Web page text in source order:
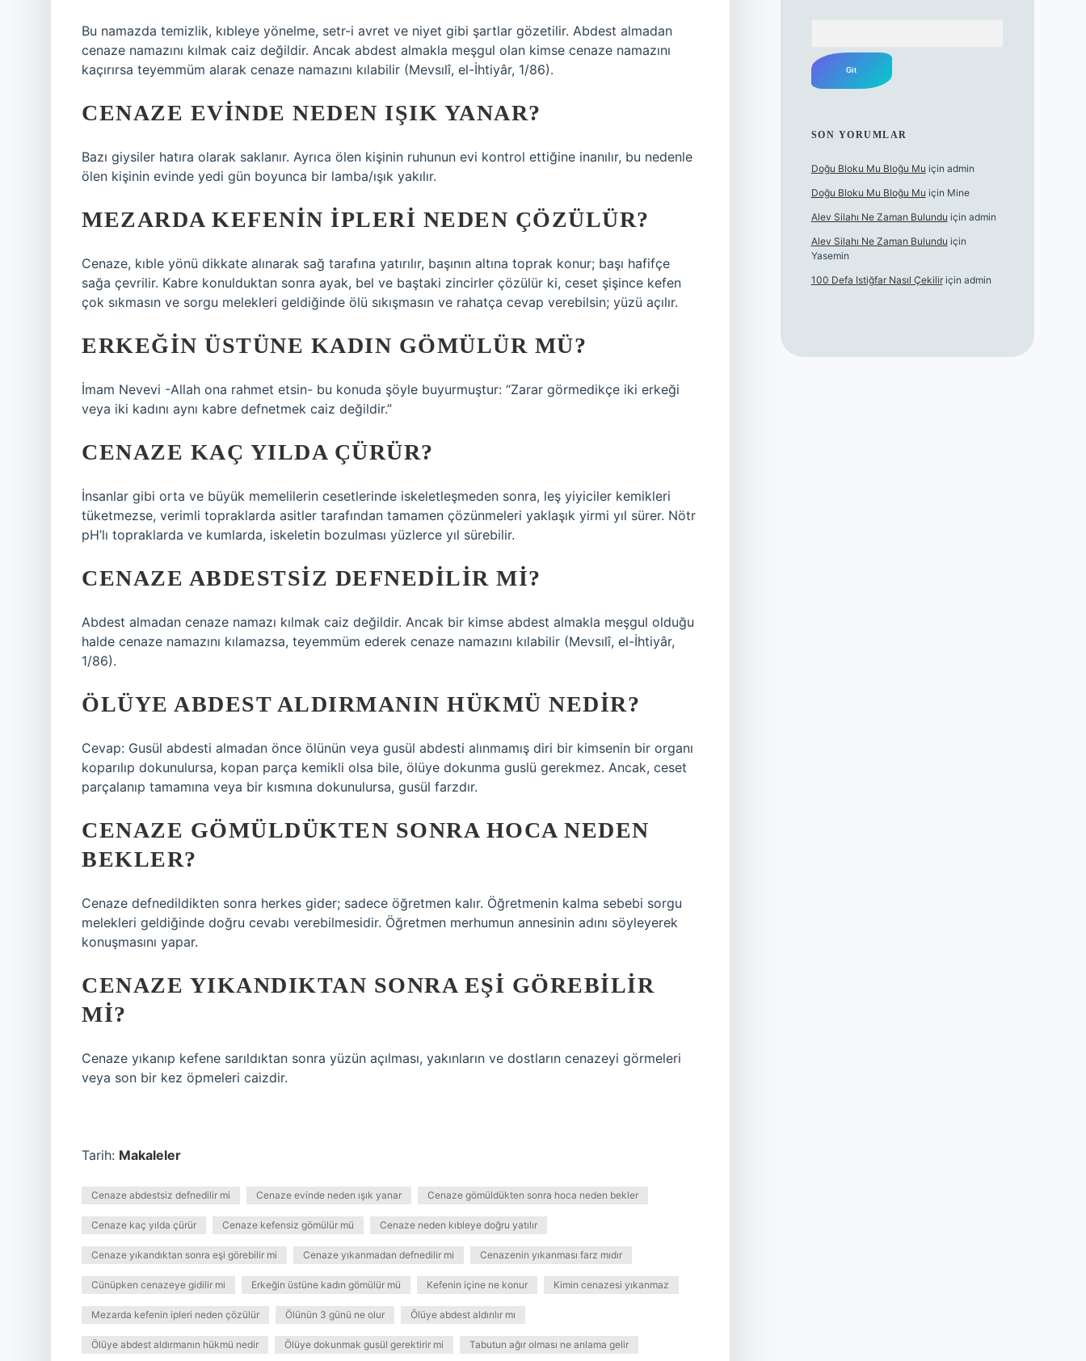
Bu namazda temizlik, kıbleye yönelme, setr-i avret ve niyet gibi şartlar gözetilir. Abdest almadan
cenaze namazını kılmak caiz değildir. Ancak abdest almakla meşgul olan kimse cenaze namazını
kaçırırsa teyemmüm alarak cenaze namazını kılabilir (Mevsılî, el-İhtiyâr, 1/86).
CENAZE EVINDE NEDEN IŞIK YANAR?
Bazı giysiler hatıra olarak saklanır. Ayrıca ölen kişinin ruhunun evi kontrol ettiğine inanılır, bu nedenle
ölen kişinin evinde yedi gün boyunca bir lamba/ışık yakılır.
MEZARDA KEFENIN IPLERI NEDEN ÇÖZÜLÜR?
Cenaze, kıble yönü dikkate alınarak sağ tarafına yatırılır, başının altına toprak konur; başı hafifçe
sağa çevrilir. Kabre konulduktan sonra ayak, bel ve baştaki zincirler çözülür ki, ceset şişince kefen
çok sıkmasın ve sorgu melekleri geldiğinde ölü sıkışmasın ve rahatça cevap verebilsin; yüzü açılır.
ERKEĞIN ÜSTÜNE KADIN GÖMÜLÜR MÜ?
İmam Nevevi -Allah ona rahmet etsin- bu konuda şöyle buyurmuştur: “Zarar görmedikçe iki erkeği
veya iki kadını aynı kabre defnetmek caiz değildir.”
CENAZE KAÇ YILDA ÇÜRÜR?
İnsanlar gibi orta ve büyük memelilerin cesetlerinde iskeletleşmeden sonra, leş yiyiciler kemikleri
tüketmezse, verimli topraklarda asitler tarafından tamamen çözünmeleri yaklaşık yirmi yıl sürer. Nötr
pH’lı topraklarda ve kumlarda, iskeletin bozulması yüzlerce yıl sürebilir.
CENAZE ABDESTSIZ DEFNEDILIR MI?
Abdest almadan cenaze namazı kılmak caiz değildir. Ancak bir kimse abdest almakla meşgul olduğu
halde cenaze namazını kılamazsa, teyemmüm ederek cenaze namazını kılabilir (Mevsılî, el-İhtiyâr,
1/86).
ÖLÜYE ABDEST ALDIRMANIN HÜKMÜ NEDIR?
Cevap: Gusül abdesti almadan önce ölünün veya gusül abdesti alınmamış diri bir kimsenin bir organı
koparılıp dokunulursa, kopan parça kemikli olsa bile, ölüye dokunma guslü gerekmez. Ancak, ceset
parçalanıp tamamına veya bir kısmına dokunulursa, gusül farzdır.
CENAZE GÖMÜLDÜKTEN SONRA HOCA NEDEN
BEKLER?
Cenaze defnedildikten sonra herkes gider; sadece öğretmen kalır. Öğretmenin kalma sebebi sorgu
melekleri geldiğinde doğru cevabı verebilmesidir. Öğretmen merhumun annesinin adını söyleyerek
konuşmasını yapar.
CENAZE YIKANDIKTAN SONRA EŞI GÖREBILIR
MI?
Cenaze yıkanıp kefene sarıldıktan sonra yüzün açılması, yakınların ve dostların cenazeyi görmeleri
veya son bir kez öpmeleri caizdir.
Tarih: Makaleler
Cenaze abdestsiz defnedilir mi Cenaze evinde neden ışık yanar Cenaze gömüldükten sonra hoca neden bekler
Cenaze kaç yılda çürür Cenaze kefensiz gömülür mü Cenaze neden kıbleye doğru yatılır
Cenaze yıkandıktan sonra eşi görebilir mi Cenaze yıkanmadan defnedilir mi Cenazenin yıkanması farz mıdır
Cünüpken cenazeye gidilir mi Erkeğin üstüne kadın gömülür mü Kefenin içine ne konur Kimin cenazesi yıkanmaz
Mezarda kefenin ipleri neden çözülür Ölünün 3 günü ne olur Ölüye abdest aldırılır mı
Ölüye abdest aldırmanın hükmü nedir Ölüye dokunmak gusül gerektirir mi Tabutun ağır olması ne anlama gelir
SON YORUMLAR
Doğu Bloku Mu Bloğu Mu için admin
Doğu Bloku Mu Bloğu Mu için Mine
Alev Silahı Ne Zaman Bulundu için admin
Alev Silahı Ne Zaman Bulundu için
Yasemin
100 Defa Istiğfar Nasıl Çekiliriçin admin